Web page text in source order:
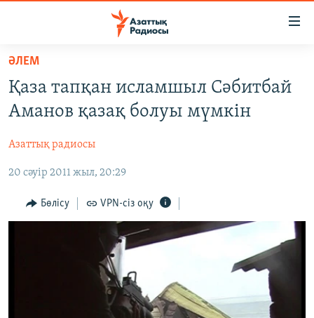
Skip
main
content
to
Navigation
САЯСАТ
ҚАҢТАР ОҚИҒАСЫ
АДАМ ҚҰҚЫҚТАРЫ
ӘЛЕУМЕТ
АРНАЙЫ ЖОБАЛАР
ӘЛЕМ
Қаза тапқан исламшыл Сәбитбай
Аманов қазақ болуы мүмкін
Азаттық радиосы
20 сәуір 2011 жыл, 20:29
Бөлісу VPN-сіз оқу